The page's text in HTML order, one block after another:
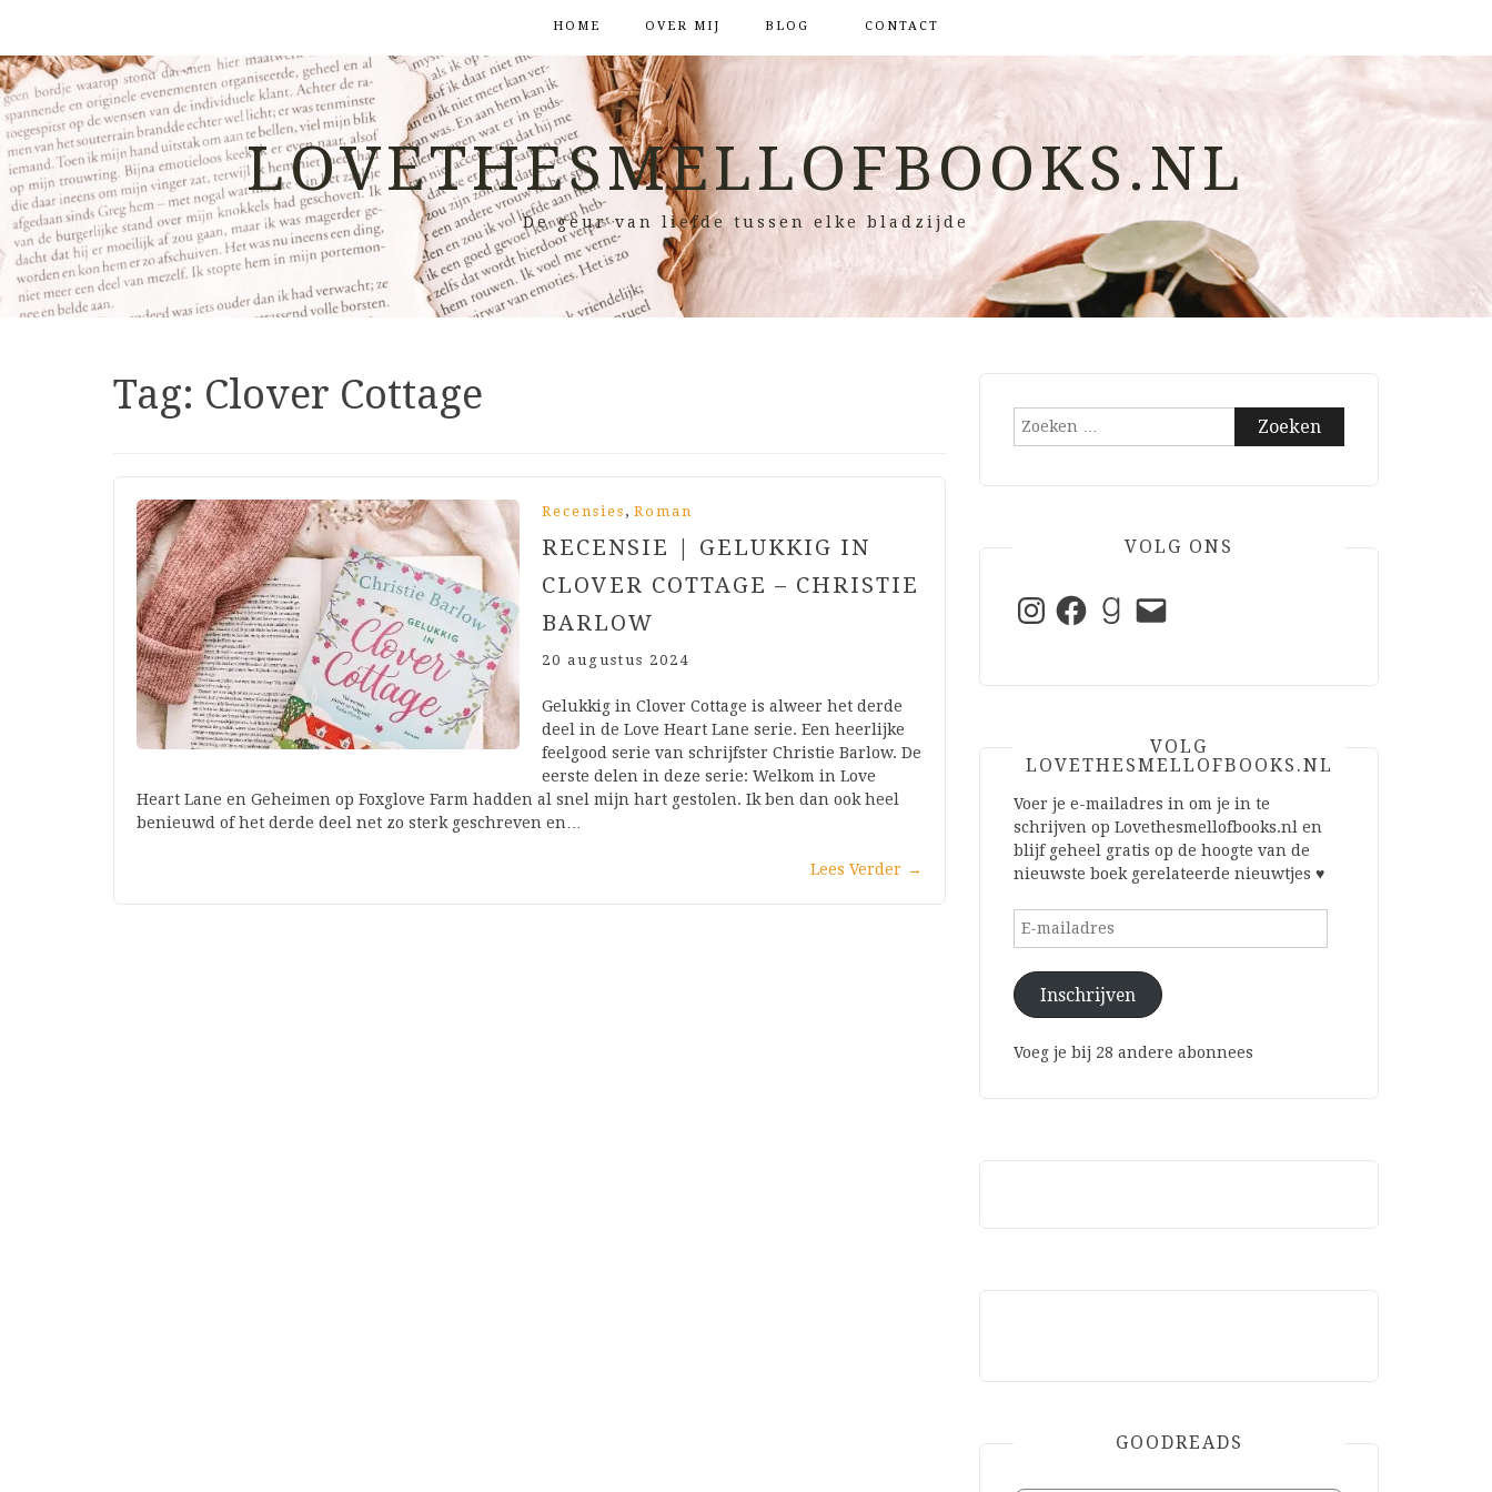
HOME OVER MIJ BLOG CONTACT
LOVETHESMELLOFBOOKS.NL
De geur van liefde tussen elke bladzijde
Tag: Clover Cottage
Recensies , Roman
RECENSIE | GELUKKIG IN
CLOVER COTTAGE – CHRISTIE
BARLOW
20 augustus 2024
Gelukkig in Clover Cottage is alweer het derde
deel in de Love Heart Lane serie. Een heerlijke
feelgood serie van schrijfster Christie Barlow. De
eerste delen in deze serie: Welkom in Love
Heart Lane en Geheimen op Foxglove Farm hadden al snel mijn hart gestolen. Ik ben dan ook heel
benieuwd of het derde deel net zo sterk geschreven en…
Lees Verder →
Zoeken
VOLG ONS
InstagramFacebookGoodreads
E-
mail
VOLG
LOVETHESMELLOFBOOKS.NL
Voer je e-mailadres in om je in te
schrijven op Lovethesmellofbooks.nl en
blijf geheel gratis op de hoogte van de
nieuwste boek gerelateerde nieuwtjes ♥
E-
Inschrijven
Voeg je bij 28 andere abonnees
GOODREADS